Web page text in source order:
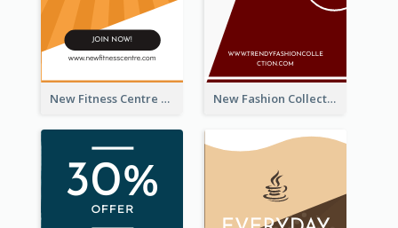
New Fitness Centre Opening Wide Skyscraper Banner New Fashion Collection Sale Wide Skyscraper Banner